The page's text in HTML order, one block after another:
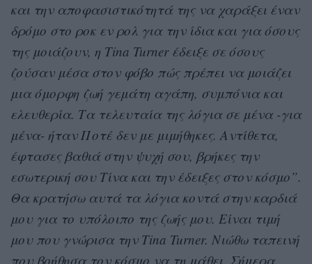
και την αποφασιστικότητά της να χαράξει έναν
δρόμο στο ροκ εν ρολ για την ίδια και για όσους
της μοιάζουν, η Tina Turner έδειξε σε όσους
ζούσαν μέσα στον φόβο πώς πρέπει να μοιάζει
μια όμορφη ζωή γεμάτη αγάπη, συμπόνια και
ελευθερία. Τα τελευταία της λόγια σε μένα -για
μένα- ήταν Ποτέ δεν με μιμήθηκες. Αντίθετα,
έφτασες βαθιά στην ψυχή σου, βρήκες την
εσωτερική σου Τίνα και την έδειξες στον κόσμο”.
Θα κρατήσω αυτά τα λόγια κοντά στην καρδιά
μου για το υπόλοιπο της ζωής μου. Είναι τιμή
μου που γνώρισα την Tina Turner. Νιώθω ταπεινή
που βοήθησα τον κόσμο να τη μάθει. Σήμερα